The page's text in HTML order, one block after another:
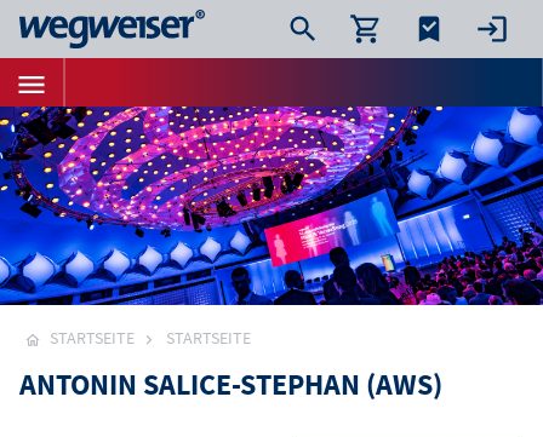
STARTSEITE STARTSEITE
ANTONIN SALICE-STEPHAN (AWS)